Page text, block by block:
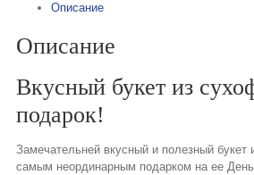
Описание
Описание
Вкусный букет из
подарок!
Замечательней вкусный и полезный букет
самым неординарным подарком на ее